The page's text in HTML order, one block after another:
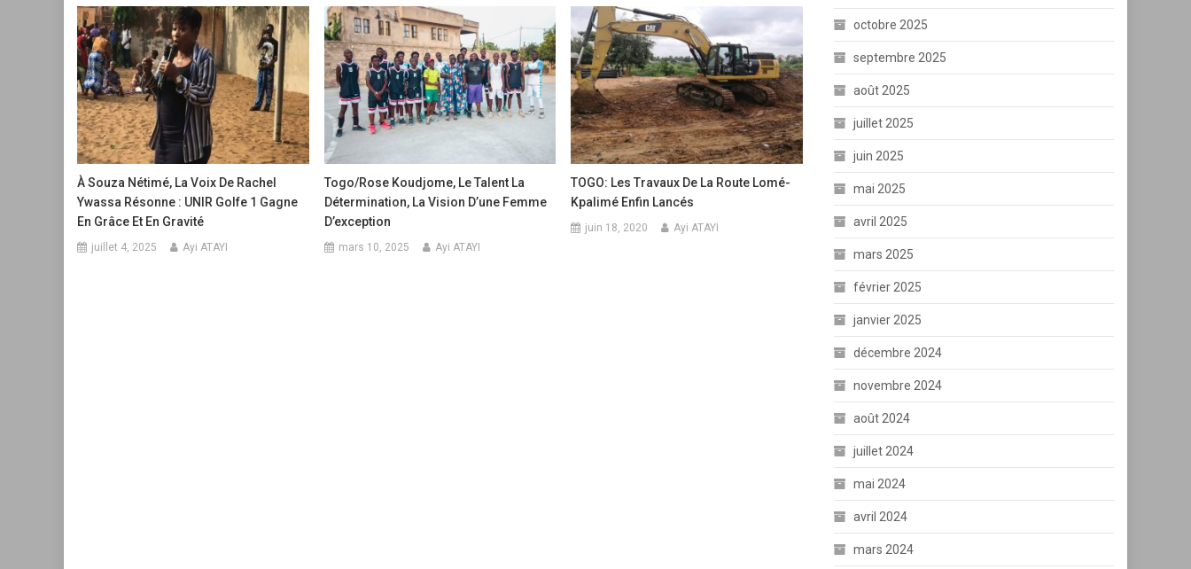
À Souza Nétimé, La Voix De Rachel
Ywassa Résonne : UNIR Golfe 1 Gagne
En Grâce Et En Gravité
juillet 4, 2025 Ayi ATAYI
Togo/Rose Koudjome, Le Talent La
Détermination, La Vision D’une Femme
D’exception
mars 10, 2025 Ayi ATAYI
TOGO: Les Travaux De La Route Lomé-
Kpalimé Enfin Lancés
juin 18, 2020 Ayi ATAYI
octobre 2025
septembre 2025
août 2025
juillet 2025
juin 2025
mai 2025
avril 2025
mars 2025
février 2025
janvier 2025
décembre 2024
novembre 2024
août 2024
juillet 2024
mai 2024
avril 2024
mars 2024